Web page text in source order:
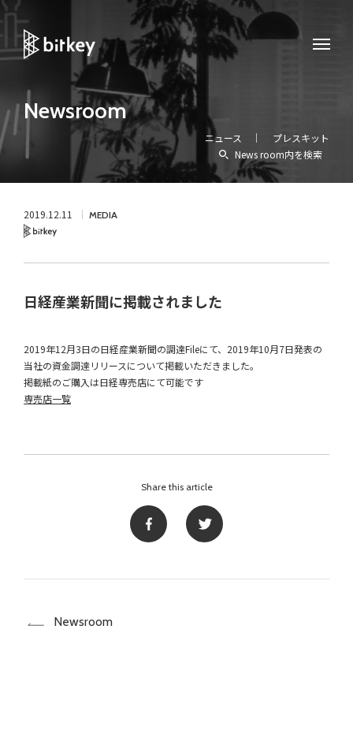
Newsroom
ニュース
プレスキット
News room内を検索
2019.12.11 MEDIA
日経産業新聞に掲載されました
2019年12月3日の日経産業新聞の調達Fileにて、2019年10月7日発表の
当社の資金調達リリースについて掲載いただきました。
掲載紙のご購入は日経専売店にて可能です
専売店一覧
Share this article
Newsroom